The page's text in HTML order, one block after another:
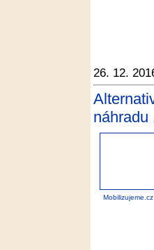
26. 12.
náhradu
Mobilizujeme.cz